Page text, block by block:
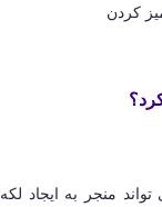
کردن
منجر به ایجاد لکه